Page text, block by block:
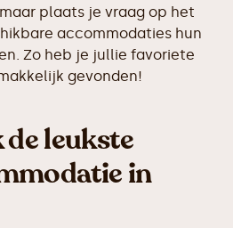
plaats je vraag op het
accommodaties hun
Zo heb je jullie favoriete
gevonden!
leukste
in